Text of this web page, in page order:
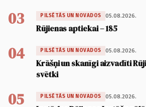
03 PILSĒTĀS UN NOVADOS 05.08.2026.
Rūjienas aptiekai – 185
04 PILSĒTĀS UN NOVADOS 05.08.2026.
Krāšņi un skanīgi aizvadīti
svētki
05 PILSĒTĀS UN NOVADOS 05.08.2026.